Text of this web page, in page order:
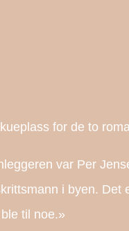
for de to
var Per
i byen.
til noe.»